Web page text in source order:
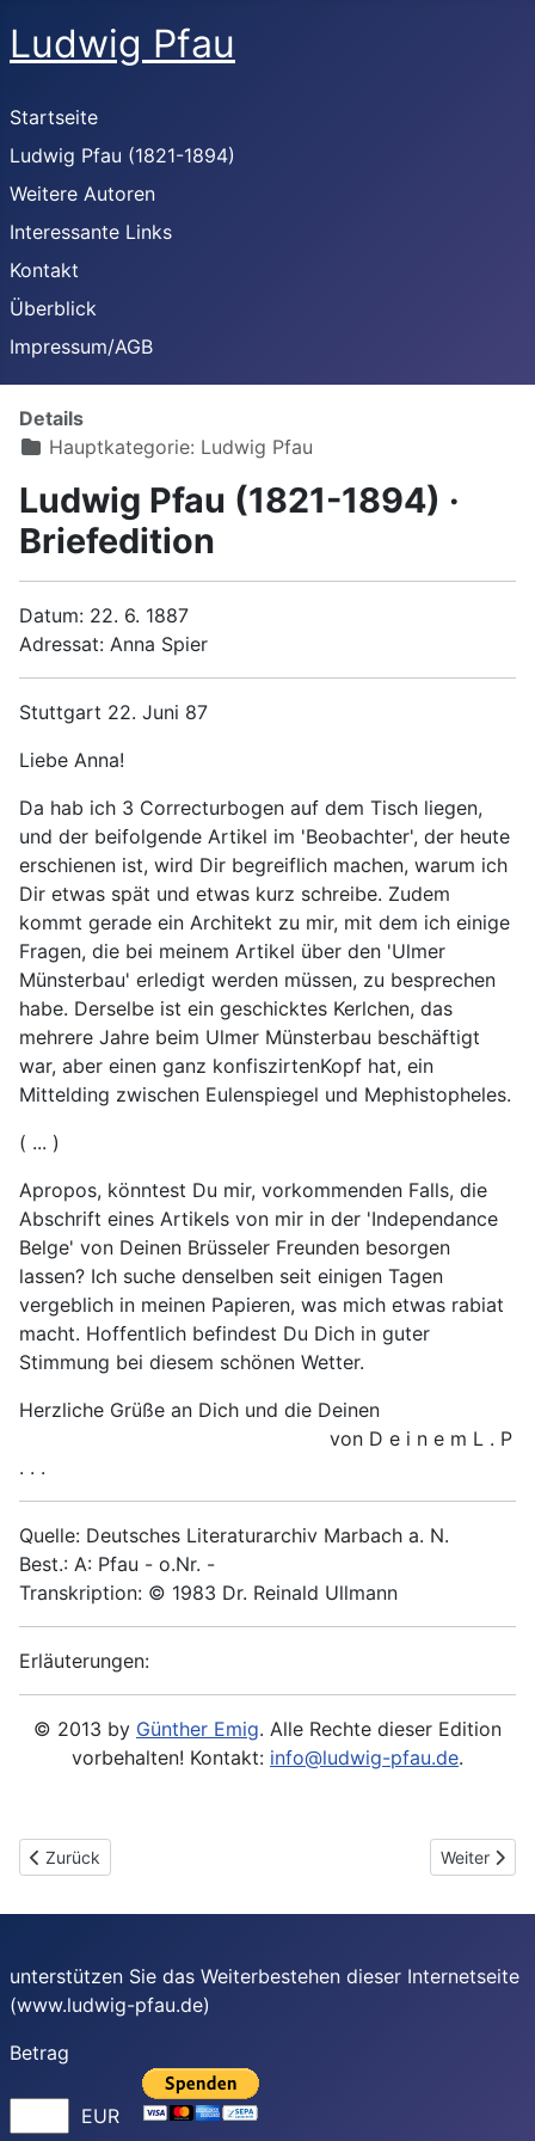
Ludwig Pfau
Startseite
Ludwig Pfau (1821-1894)
Weitere Autoren
Interessante Links
Kontakt
Überblick
Impressum/AGB
Details
Hauptkategorie: Ludwig Pfau
Ludwig Pfau (1821-1894) ·
Briefedition
Datum: 22. 6. 1887
Adressat: Anna Spier
Stuttgart 22. Juni 87
Liebe Anna!
Da hab ich 3 Correcturbogen auf dem Tisch liegen,
und der beifolgende Artikel im 'Beobachter', der heute
erschienen ist, wird Dir begreiflich machen, warum ich
Dir etwas spät und etwas kurz schreibe. Zudem
kommt gerade ein Architekt zu mir, mit dem ich einige
Fragen, die bei meinem Artikel über den 'Ulmer
Münsterbau' erledigt werden müssen, zu besprechen
habe. Derselbe ist ein geschicktes Kerlchen, das
mehrere Jahre beim Ulmer Münsterbau beschäftigt
war, aber einen ganz konfiszirtenKopf hat, ein
Mittelding zwischen Eulenspiegel und Mephistopheles.
( ... )
Apropos, könntest Du mir, vorkommenden Falls, die
Abschrift eines Artikels von mir in der 'Independance
Belge' von Deinen Brüsseler Freunden besorgen
lassen? Ich suche denselben seit einigen Tagen
vergeblich in meinen Papieren, was mich etwas rabiat
macht. Hoffentlich befindest Du Dich in guter
Stimmung bei diesem schönen Wetter.
Herzliche Grüße an Dich und die Deinen
von D e i n e m L . P
. . .
Quelle: Deutsches Literaturarchiv Marbach a. N.
Best.: A: Pfau - o.Nr. -
Transkription: © 1983 Dr. Reinald Ullmann
Erläuterungen:
© 2013 by Günther Emig. Alle Rechte dieser Edition
vorbehalten! Kontakt: info@ludwig-pfau.de.
Vorheriger Beitrag: 1887-06-14 - An Anna Spier
Zurück Nächster
Weiter
unterstützen Sie das Weiterbestehen dieser Internetseite
(www.ludwig-pfau.de)
Betrag
EUR